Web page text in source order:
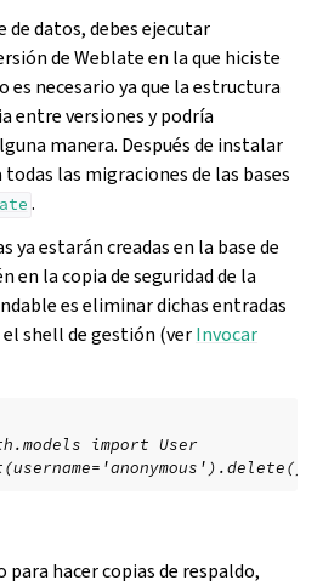
de datos, debes ejecutar
de Weblate en la que hiciste
es necesario ya que la estructura
entre versiones y podría
manera. Después de instalar
las migraciones de las bases
.
ya estarán creadas en la base de
en la copia de seguridad de la
es eliminar dichas entradas
shell de gestión (verInvocar
import User
hacer copias de respaldo,